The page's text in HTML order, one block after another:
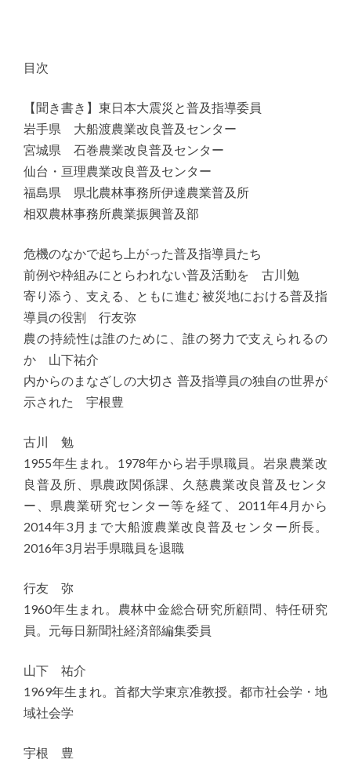
目次
【聞き書き】東日本大震災と普及指導委員
岩手県 大船渡農業改良普及センター
宮城県 石巻農業改良普及センター
仙台・亘理農業改良普及センター
福島県 県北農林事務所伊達農業普及所
相双農林事務所農業振興普及部
危機のなかで起ち上がった普及指導員たち
前例や枠組みにとらわれない普及活動を 古川勉
寄り添う、支える、ともに進む 被災地における普及指
導員の役割 行友弥
農の持続性は誰のために、誰の努力で支えられるの
か 山下祐介
内からのまなざしの大切さ 普及指導員の独自の世界が
示された 宇根豊
古川 勉
1955年生まれ。1978年から岩手県職員。岩泉農業改
良普及所、県農政関係課、久慈農業改良普及センタ
ー、県農業研究センター等を経て、2011年4月から
2014年3月まで大船渡農業改良普及センター所長。
2016年3月岩手県職員を退職
行友 弥
1960年生まれ。農林中金総合研究所顧問、特任研究
員。元毎日新聞社経済部編集委員
山下 祐介
1969年生まれ。首都大学東京准教授。都市社会学・地
域社会学
宇根 豊